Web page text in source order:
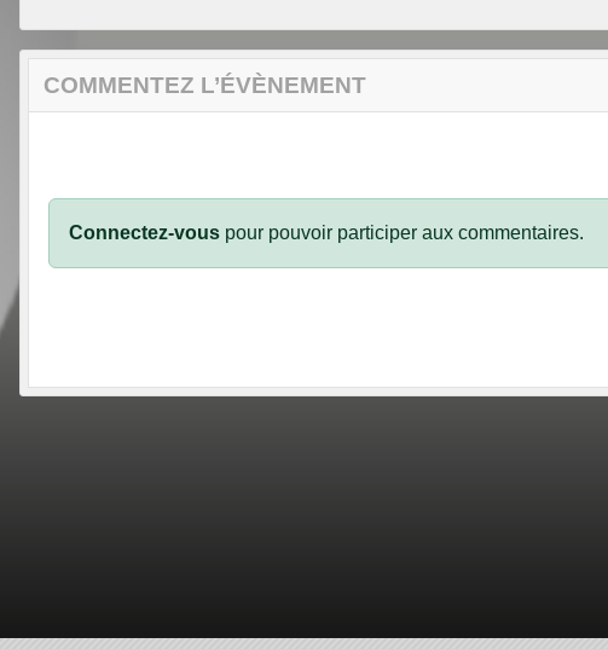
COMMENTEZ L’ÉVÈNEMENT
Connectez-vous pour pouvoir participer aux commentaires.